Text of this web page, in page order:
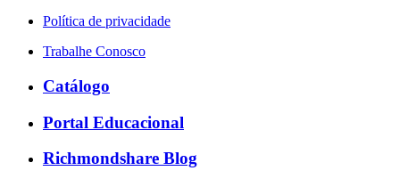
Política de privacidade
Trabalhe Conosco
Catálogo
Portal Educacional
Richmondshare Blog